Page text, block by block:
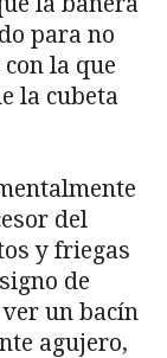
para no
la que
la cubeta
del
y friegas
de
un bacín
agujero,